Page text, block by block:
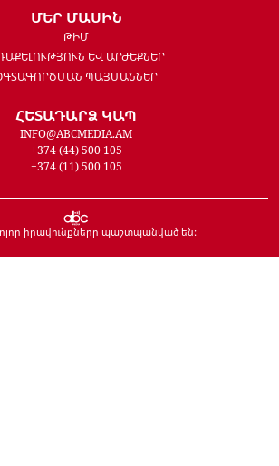
ՄԵՐ ՄԱՍԻՆ
ԹԻՄ
ԵՎ ԱՐԺԵՔՆԵՐ
ՊԱՅՄԱՆՆԵՐ
ՀԵՏԱԴԱՐՁ ԿԱՊ
INFO@ABCMEDIA.AM
+374 (44) 500 105
+374 (11) 500 105
իրավունքները պաշտպանված են: